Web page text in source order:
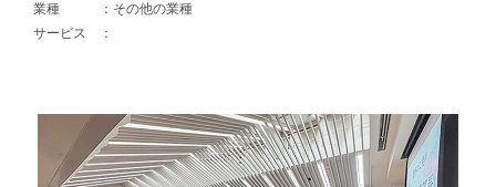
業種
その他の業種
サービス